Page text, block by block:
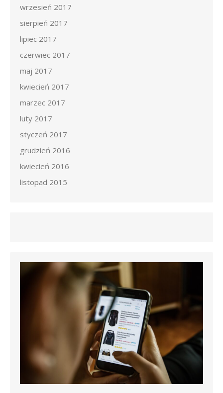
wrzesień 2017
sierpień 2017
lipiec 2017
czerwiec 2017
maj 2017
kwiecień 2017
marzec 2017
luty 2017
styczeń 2017
grudzień 2016
kwiecień 2016
listopad 2015